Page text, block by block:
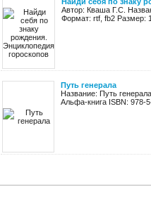
Автор: Кваша Г.С.
Формат: rtf, fb2 Размер:
Путь генерала
Название: Путь
Альфа-книга ISBN: 978-